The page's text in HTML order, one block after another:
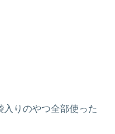
入りのやつ全部使った